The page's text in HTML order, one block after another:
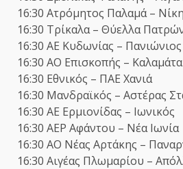
16:30 Ατρόμητος Παλαμά –
16:30 Τρίκαλα – Θύελλα
16:30 ΑΕ Κυδωνίας – Πανιώνιος
16:30 ΑΟ Επισκοπής – Καλαμάτα
16:30 Εθνικός – ΠΑΕ Χανιά
16:30 Μανδραϊκός – Αστέρας
16:30 ΑΕ Ερμιονίδας – Ιωνικός
16:30 ΑΕΡ Αφάντου – Νέα Ιωνία
16:30 ΑΟ Νέας Αρτάκης –
16:30 Αιγέας Πλωμαρίου –